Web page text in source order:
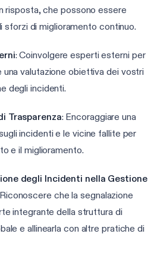
risposta, che possono essere
sforzi di miglioramento continuo.
: Coinvolgere esperti esterni per
valutazione obiettiva dei vostri
degli incidenti.
Trasparenza: Encoraggiare una
incidenti e le vicine fallite per
e il miglioramento.
degli Incidenti nella Gestione
che la segnalazione
integrante della struttura di
e allinearla con altre pratiche di